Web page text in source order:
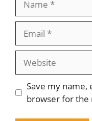
Website
Save my name,
browser for